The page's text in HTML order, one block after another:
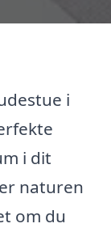
i
i dit
naturen
om du